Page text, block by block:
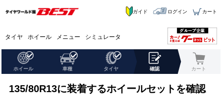
タイヤ ホイール メニュー シミュレータ
ガイド ログイン カート
ホイール 車種 タイヤ 確認 カート
135/80R13に装着するホイールセットを確認